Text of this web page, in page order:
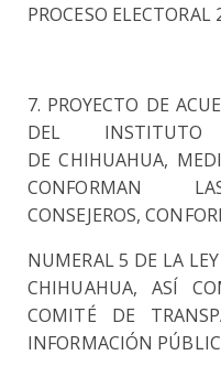
PROCESO ELECTORAL
7. PROYECTO DE
DEL INSTITUTO
DECHIHUAHUA,
CONFORMAN
CONSEJEROS,
NUMERAL 5 DE LA
CHIHUAHUA, ASÍ
COMITÉ DE
INFORMACIÓN